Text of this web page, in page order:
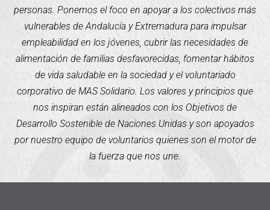
personas. Ponemos el foco en apoyar a los colectivos más
vulnerables de Andalucía y Extremadura para impulsar
empleabilidad en los jóvenes, cubrir las necesidades de
alimentación de familias desfavorecidas, fomentar hábitos
de vida saludable en la sociedad y el voluntariado
corporativo de MAS Solidario. Los valores y principios que
nos inspiran están alineados con los Objetivos de
Desarrollo Sostenible de Naciones Unidas y son apoyados
por nuestro equipo de voluntarios quienes son el motor de
la fuerza que nos une.